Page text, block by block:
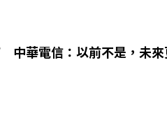
中華電信：以前不是，未